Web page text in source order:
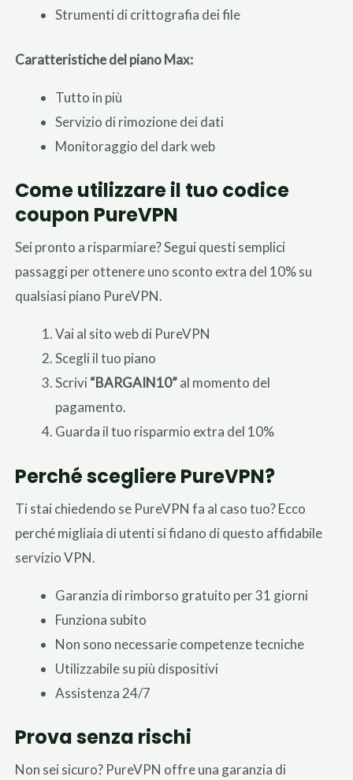
Strumenti di crittografia dei file
Caratteristiche del piano Max:
Tutto in più
Servizio di rimozione dei dati
Monitoraggio del dark web
Come utilizzare il tuo codice
coupon PureVPN
Sei pronto a risparmiare? Segui questi semplici
passaggi per ottenere uno sconto extra del 10% su
qualsiasi piano PureVPN.
Vai al sito web di PureVPN
Scegli il tuo piano
Scrivi “BARGAIN10”al momento del
pagamento.
Guarda il tuo risparmio extra del 10%
Perché scegliere PureVPN?
Ti stai chiedendo se PureVPN fa al caso tuo? Ecco
perché migliaia di utenti si fidano di questo affidabile
servizio VPN.
Garanzia di rimborso gratuito per 31 giorni
Funziona subito
Non sono necessarie competenze tecniche
Utilizzabile su più dispositivi
Assistenza 24/7
Prova senza rischi
Non sei sicuro? PureVPN offre una garanzia di